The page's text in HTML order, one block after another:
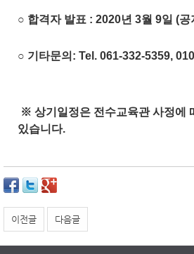
○ 합격자 발표 : 2020년 3월 9일 (공
○ 기타문의: Tel. 061-332-5359,
※ 상기일정은 전수교육관 사정에
있습니다.​​
이전글 다음글